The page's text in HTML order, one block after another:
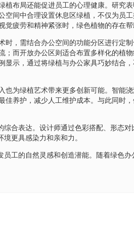
植布局还能促进员工的心理健康。研究
空间中合理设置休息区绿植，不仅为员
觉疲劳和精神紧张时，绿色植物的存在
时，需结合办公空间的功能分区进行定
；而开放办公区则适合布置多样化的植
显示，通过将绿植与办公家具巧妙结合
也为绿植艺术带来更多创新可能。智能
佳养护，减少人工维护成本。与此同时
合表达。设计师通过色彩搭配、形态
更具感染力和亲和力。
工的自然灵感和创造潜能。随着绿色